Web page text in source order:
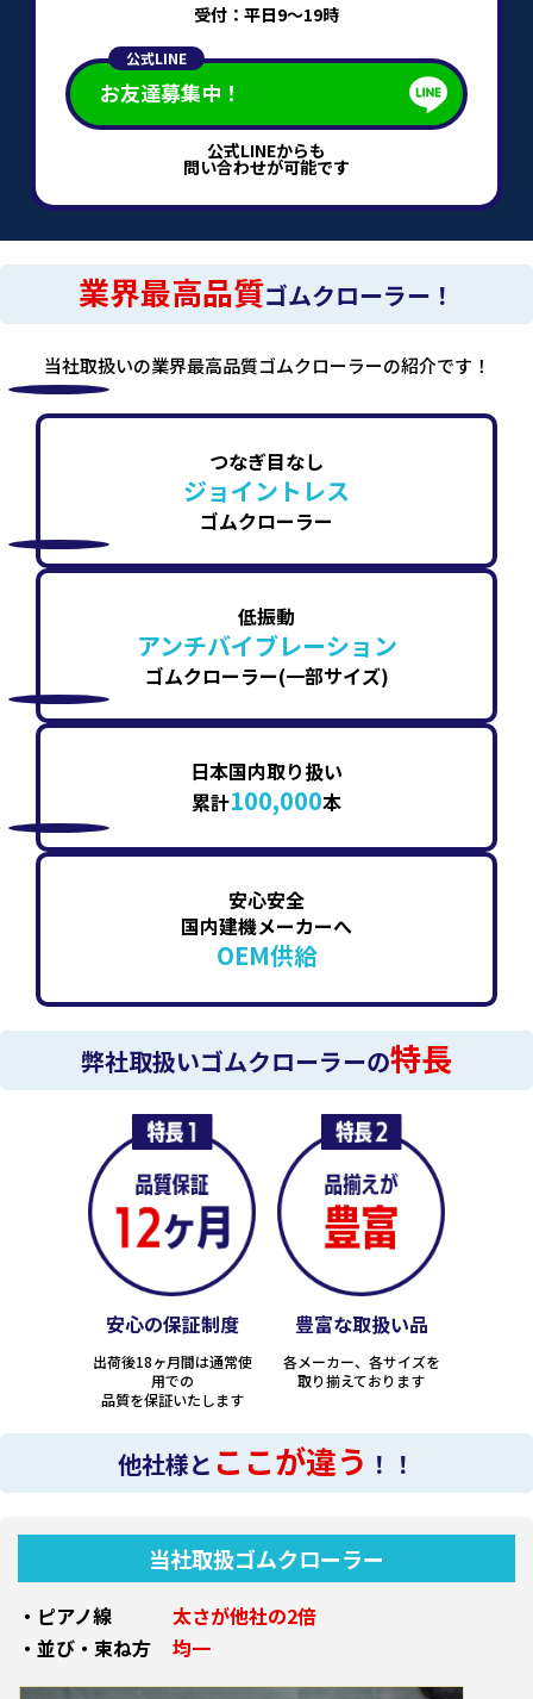
受付：平日9～19時
公式LINE
お友達募集中！
公式LINEからも
問い合わせが可能です
業界最高品質ゴムクローラー！
当社取扱いの業界最高品質ゴムクローラーの紹介です！
つなぎ目なし
ジョイントレス
ゴムクローラー
低振動
アンチバイブレーション
ゴムクローラー(一部サイズ)
日本国内取り扱い
累計100,000本
安心安全
国内建機メーカーへ
OEM供給
弊社取扱いゴムクローラーの特長
安心の保証制度
出荷後18ヶ月間は通常使
用での
品質を保証いたします
豊富な取扱い品
各メーカー、各サイズを
取り揃えております
他社様と ここが違う ！！
当社取扱ゴムクローラー
・ピアノ線
太さが他社の2倍
・並び・束ね方
均一